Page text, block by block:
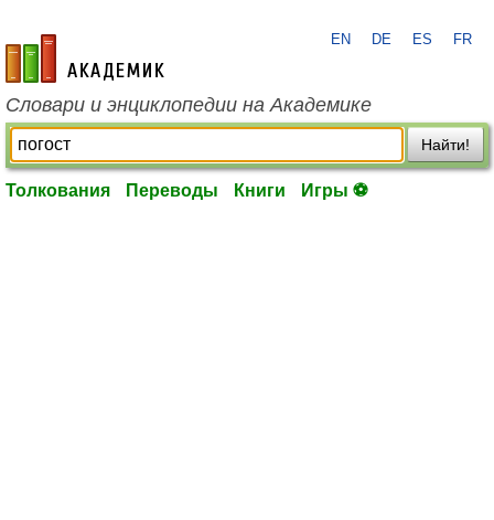
academic.ru
EN DE ES FR
Словари и энциклопедии на Академике
Найти!
Толкования Переводы Книги Игры ⚽